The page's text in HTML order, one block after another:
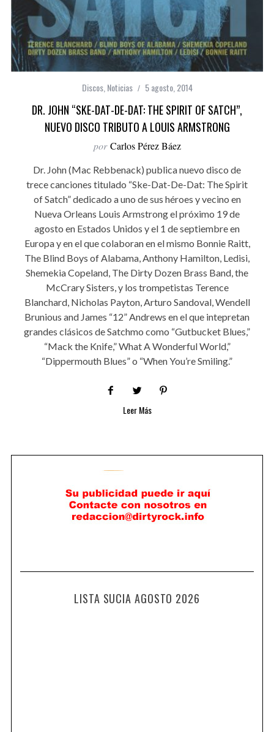
Discos, Noticias 5 agosto, 2014
DR. JOHN “SKE-DAT-DE-DAT: THE SPIRIT OF SATCH”,
NUEVO DISCO TRIBUTO A LOUIS ARMSTRONG
por Carlos Pérez Báez
Dr. John (Mac Rebbenack) publica nuevo disco de
trece canciones titulado “Ske-Dat-De-Dat: The Spirit
of Satch” dedicado a uno de sus héroes y vecino en
Nueva Orleans Louis Armstrong el próximo 19 de
agosto en Estados Unidos y el 1 de septiembre en
Europa y en el que colaboran en el mismo Bonnie Raitt,
The Blind Boys of Alabama, Anthony Hamilton, Ledisi,
Shemekia Copeland, The Dirty Dozen Brass Band, the
McCrary Sisters, y los trompetistas Terence
Blanchard, Nicholas Payton, Arturo Sandoval, Wendell
Brunious and James “12” Andrews en el que intepretan
grandes clásicos de Satchmo como “Gutbucket Blues,”
“Mack the Knife,” What A Wonderful World,”
“Dippermouth Blues” o “When You’re Smiling.”
Leer Más
LISTA SUCIA AGOSTO 2026